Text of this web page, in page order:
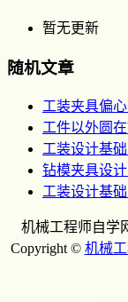
暂无更新
随机文章
工装夹具偏
工件以外圆
工装设计基
钻模夹具设
工装设计基
机械工程师自学
Copyright © 机械